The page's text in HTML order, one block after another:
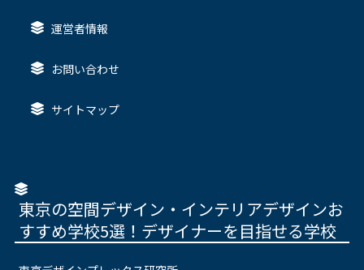
運営者情報
お問い合わせ
サイトマップ
東京の空間デザイン・インテリアデザインお
すすめ学校5選！デザイナーを目指せる学校